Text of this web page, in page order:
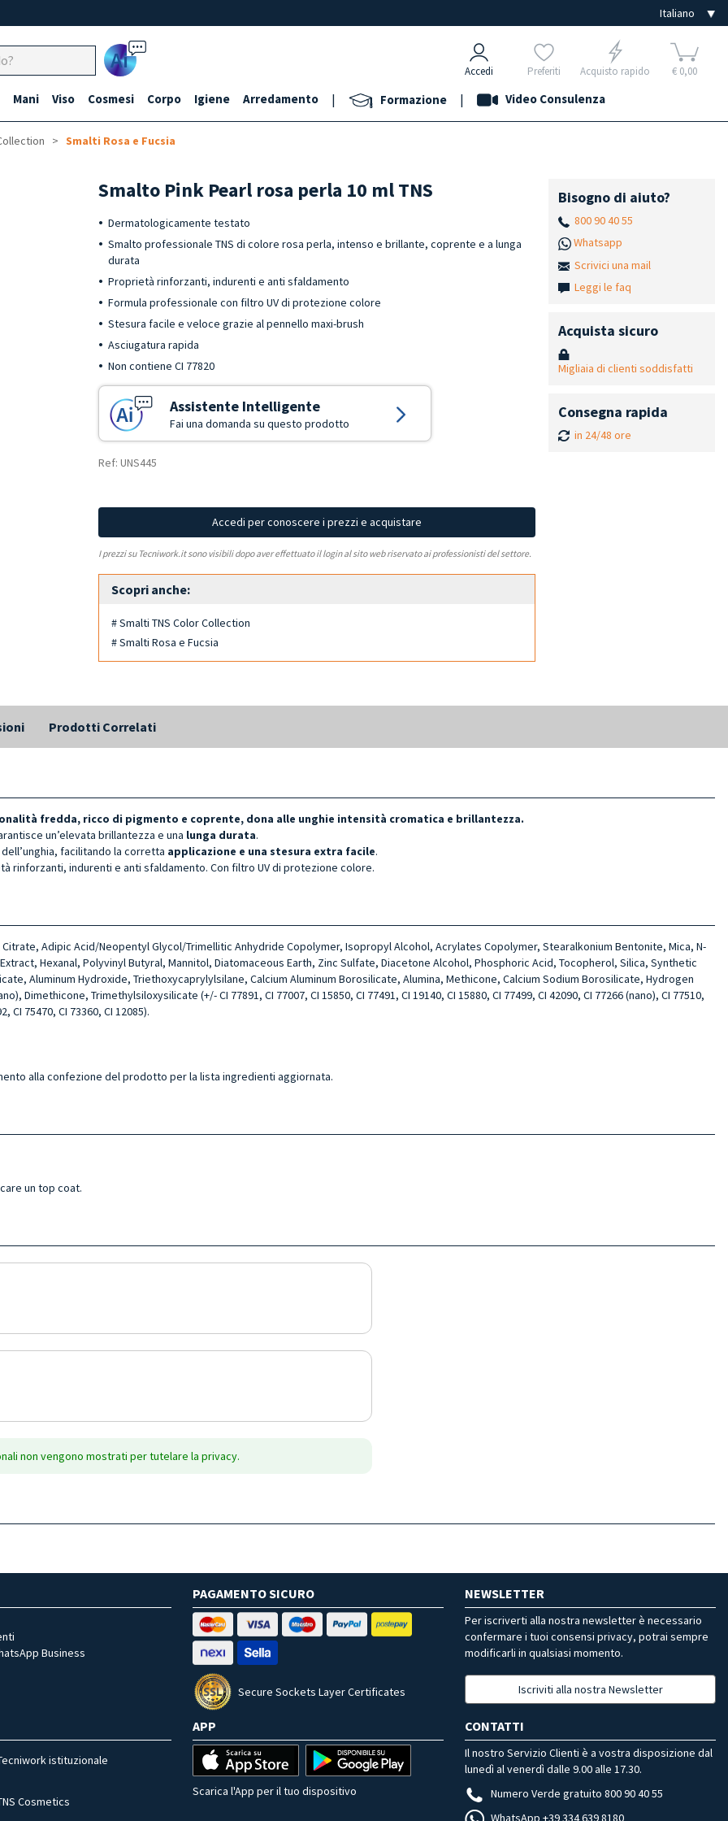
Ai Accedi Preferiti Acquisto rapido € 0,00
Mani Viso Cosmesi Corpo Igiene Arredamento | Formazione | Video Consulenza
Smalti Rosa e Fucsia
Smalto Pink Pearl rosa perla 10 ml TNS
Dermatologicamente testato
Smalto professionale TNS di colore rosa perla, intenso e brillante, coprente e a lunga
durata
Proprietà rinforzanti, indurenti e anti sfaldamento
Formula professionale con filtro UV di protezione colore
Stesura facile e veloce grazie al pennello maxi-brush
Asciugatura rapida
Non contiene CI 77820
Assistente Intelligente
Fai una domanda su questo prodotto
Ref: UNS445
Accedi per conoscere i prezzi e acquistare
I prezzi su Tecniwork.it sono visibili dopo aver effettuato il login al sito web riservato ai professionisti del settore.
Scopri anche:
# Smalti TNS Color Collection
# Smalti Rosa e Fucsia
Bisogno di aiuto?
800 90 40 55
Whatsapp
Scrivici una mail
Leggi le faq
Acquista sicuro
Migliaia di clienti soddisfatti
Consegna rapida
in 24/48 ore
Prodotti Correlati
fredda, ricco di pigmento e coprente, dona alle unghie intensità cromatica e brillantezza.
un’elevata brillantezza e una lunga durata.
facilitando la corretta applicazione e una stesura extra facile.
rinforzanti, indurenti e anti sfaldamento. Con filtro UV di protezione colore.
Adipic Acid/Neopentyl Glycol/Trimellitic Anhydride Copolymer, Isopropyl Alcohol, Acrylates Copolymer, Stearalkonium Bentonite, Mica, N-
Hexanal, Polyvinyl Butyral, Mannitol, Diatomaceous Earth, Zinc Sulfate, Diacetone Alcohol, Phosphoric Acid, Tocopherol, Silica, Synthetic
Aluminum Hydroxide, Triethoxycaprylylsilane, Calcium Aluminum Borosilicate, Alumina, Methicone, Calcium Sodium Borosilicate, Hydrogen
Dimethicone, Trimethylsiloxysilicate (+/- CI 77891, CI 77007, CI 15850, CI 77491, CI 19140, CI 15880, CI 77499, CI 42090, CI 77266 (nano), CI 77510,
CI 75470, CI 73360, CI 12085).
alla confezione del prodotto per la lista ingredienti aggiornata.
un top coat.
non vengono mostrati per tutelare la privacy.
Business
PAGAMENTO SICURO
Secure Sockets Layer Certificates
NEWSLETTER
Per iscriverti alla nostra newsletter è necessario
confermare i tuoi consensi privacy, potrai sempre
modificarli in qualsiasi momento.
Iscriviti alla nostra Newsletter
istituzionale
Cosmetics
APP
Scarica l'App per il tuo dispositivo
CONTATTI
Il nostro Servizio Clienti è a vostra disposizione dal
lunedì al venerdì dalle 9.00 alle 17.30.
Numero Verde gratuito 800 90 40 55
WhatsApp +39 334 639 8180